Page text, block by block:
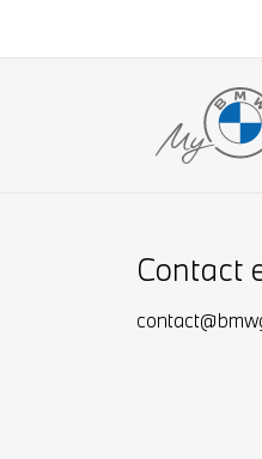
Contact